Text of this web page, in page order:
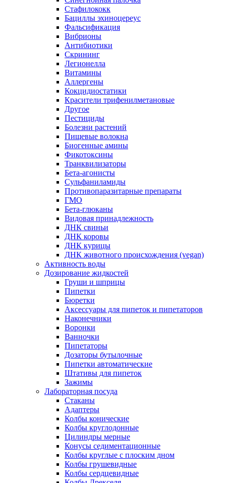
Стафилококк
Бациллы эхиноцереус
Фальсификация
Вибрионы
Антибиотики
Скрининг
Легионелла
Витамины
Аллергены
Кокцидиостатики
Красители трифенилметановые
Другое
Пестициды
Болезни растений
Пищевые волокна
Биогенные амины
Фикотоксины
Транквилизаторы
Бета-агонисты
Сульфаниламиды
Противопаразитарные препараты
ГМО
Бета-глюканы
Видовая принадлежность
ДНК свиньи
ДНК коровы
ДНК курицы
ДНК животного происхождения (vegan)
Активность воды
Дозирование жидкостей
Груши и шприцы
Пипетки
Бюретки
Аксессуары для пипеток и пипетаторов
Наконечники
Воронки
Ванночки
Пипетаторы
Дозаторы бутылочные
Пипетки автоматические
Штативы для пипеток
Зажимы
Лабораторная посуда
Стаканы
Адаптеры
Колбы конические
Колбы круглодонные
Цилиндры мерные
Конусы седиментационные
Колбы круглые с плоским дном
Колбы грушевидные
Колбы сердцевидные